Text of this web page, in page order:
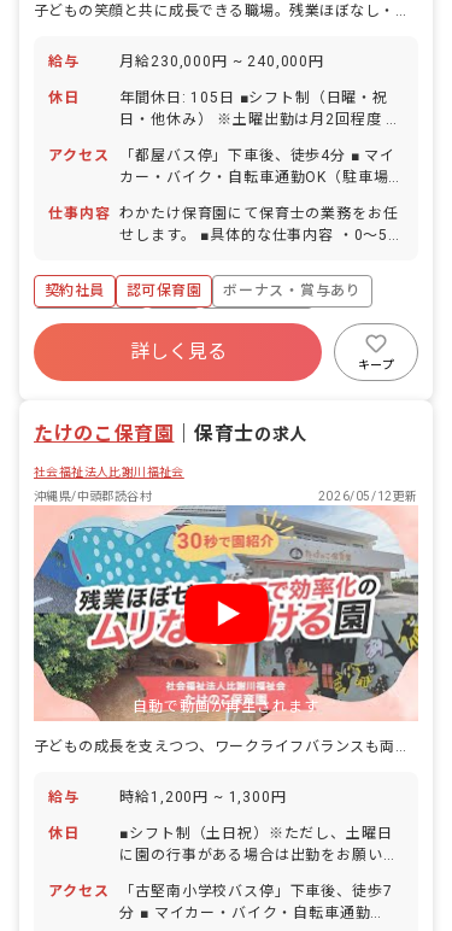
子どもの笑顔と共に成長できる職場。残業ほぼなし・復帰率100％
給与 月給230,000円 ~ 240,000円
休日
年間休日: 105日 ■シフト制（日曜・祝
日・他休み） ※土曜出勤は月2回程度 ■
（12/29-1/3） ■有給休暇（取得率90％
／1時間単位での取得可／5日以上の連休
相談OK） ■慶弔休暇 ■産前産後・育児休
暇（取得率100％・復帰率100％） ■介
結納・結婚式・披露宴・新婚旅行） ■出
産休暇（妻の出産） ■忌引休暇（近親
者・親族） ■私傷病休暇 ■コロナ等感染
予防休暇 ■慰霊の日休暇 ■在宅勤務時の
養育・介護可能措置 ※お子様の体調不良
や行事による遅刻・早退・欠勤の相談も
アクセス
「都屋バス停」下車後、徒歩4分 ■ マイ
カー・バイク・自転車通勤OK（駐車場
仕事内容 わかたけ保育園にて保育士の業務をお任
せします。 ■具体的な仕事内容 ・0〜5歳
サービス活用） ・連絡帳・日誌記入
（ICTサービス活用） ・保護者対応
契約社員 認可保育園
ボーナス・賞与あり
社会保険完備
有給
福利厚生充実
残業少なめ
昇給昇進あり
詳しく見る
キープ
たけのこ保育園 ｜保育士の求人
社会福祉法人比謝川福祉会
沖縄県/中頭郡読谷村
2026/05/12更新
自動で動画が再生されます
子どもの成長を支えつつ、ワークライフバランスも両立しやすい環境です
給与 時給1,200円 ~ 1,300円
休日
■シフト制（土日祝）※ただし、土曜日
に園の行事がある場合は出勤をお願いし
（12/29-1/3） ■有給休暇（取得率65％
／1時間単位での取得可／5日以上の連休
アクセス
「古堅南小学校バス停」下車後、徒歩7
分 ■ マイカー・バイク・自転車通勤